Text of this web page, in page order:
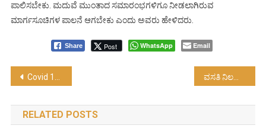
ಪಾಲಿಸಬೇಕು. ಮದುವೆ ಮುಂತಾದ ಸಮಾರಂಭಗಳಿಗೂ ನೀಡಲಾಗಿರುವ
ಮಾರ್ಗಸೂಚಿಗಳ ಪಾಲನೆ ಆಗಬೇಕು ಎಂದು ಅವರು ಹೇಳಿದರು.
Share Post WhatsApp Email
Post
navigation
Covid 19 : ಖಾಸಗಿ ಮಾದ್ಯಮಗಳು ನೈಜ ವರದಿಗಳತ್ತ ಗಮನಹರಿಸಲಿ…!
RELATED POSTS